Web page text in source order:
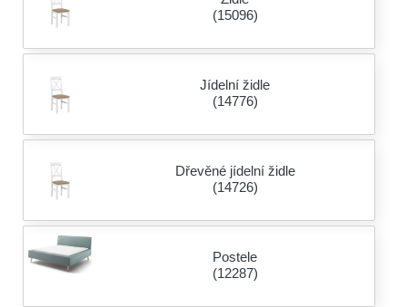
(15096)
Jídelní židle
(14776)
Dřevěné jídelní židle
(14726)
Postele
(12287)